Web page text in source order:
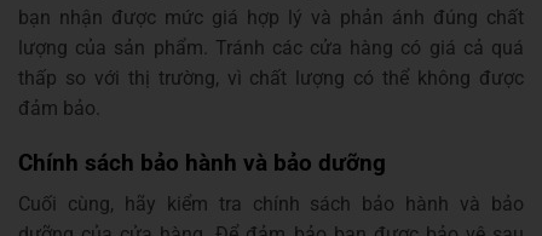
bạn nhận được mức giá hợp lý và phản ánh đúng chất
lượng của sản phẩm. Tránh các cửa hàng có giá cả quá
thấp so với thị trường, vì chất lượng có thể không được
đảm bảo.
Chính sách bảo hành và bảo dưỡng
Cuối cùng, hãy kiểm tra chính sách bảo hành và bảo